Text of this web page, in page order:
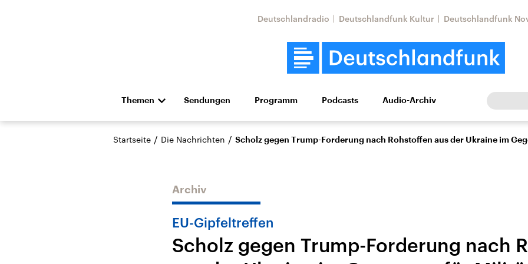
Deutschlandradio Deutschlandfunk Kultur Deutschlandfunk
Themen
Die Nachrichten Politik Wirtschaft Wissen Kultur Europa
Hörspiel und Feature Musik
Landtagswahl Sachsen-
USA
Aktuelle Beiträge,
Nahostkonflikt
Aktuelle Lage und
Iran
Aktuelle Lage und
Sendungen Programm Podcasts Audio-Archiv
Startseite / Die Nachrichten / Scholz gegen Trump-Forderung nach Rohstoffen aus der Ukraine im
Archiv
EU-Gipfeltreffen
Scholz gegen Trump-Forderung nach